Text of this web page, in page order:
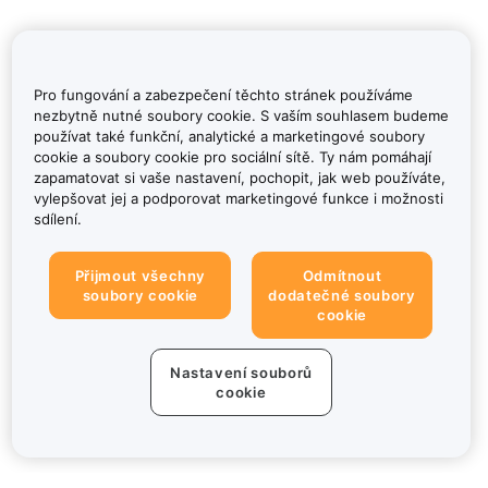
Pro fungování a zabezpečení těchto stránek používáme
nezbytně nutné soubory cookie. S vaším souhlasem budeme
používat také funkční, analytické a marketingové soubory
cookie a soubory cookie pro sociální sítě. Ty nám pomáhají
zapamatovat si vaše nastavení, pochopit, jak web používáte,
vylepšovat jej a podporovat marketingové funkce i možnosti
sdílení.
Přijmout všechny
soubory cookie
Odmítnout
dodatečné soubory
cookie
Nastavení souborů
cookie